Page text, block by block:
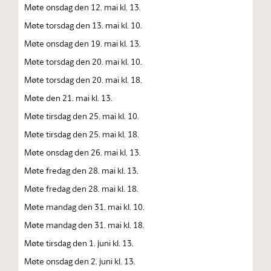
Møte onsdag den 12. mai kl. 13.
Møte torsdag den 13. mai kl. 10.
Møte onsdag den 19. mai kl. 13.
Møte torsdag den 20. mai kl. 10.
Møte torsdag den 20. mai kl. 18.
Møte den 21. mai kl. 13.
Møte tirsdag den 25. mai kl. 10.
Møte tirsdag den 25. mai kl. 18.
Møte onsdag den 26. mai kl. 13.
Møte fredag den 28. mai kl. 13.
Møte fredag den 28. mai kl. 18.
Møte mandag den 31. mai kl. 10.
Møte mandag den 31. mai kl. 18.
Møte tirsdag den 1. juni kl. 13.
Møte onsdag den 2. juni kl. 13.